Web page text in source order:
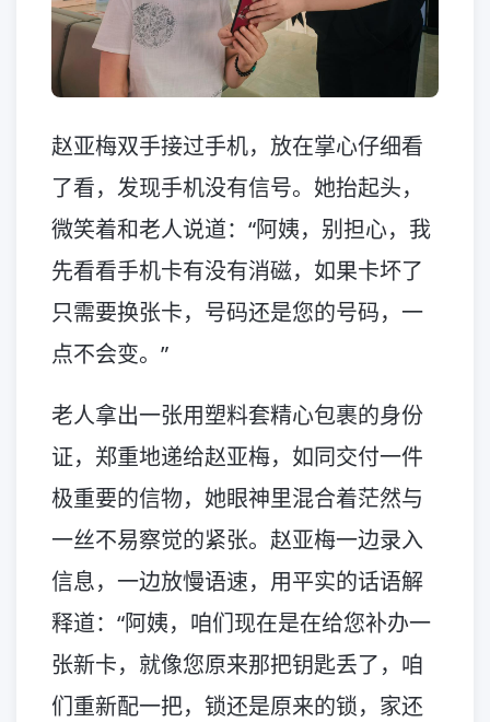
赵亚梅双手接过手机，放在掌心仔细看
了看，发现手机没有信号。她抬起头，
微笑着和老人说道：“阿姨，别担心，我
先看看手机卡有没有消磁，如果卡坏了
只需要换张卡，号码还是您的号码，一
点不会变。”
老人拿出一张用塑料套精心包裹的身份
证，郑重地递给赵亚梅，如同交付一件
极重要的信物，她眼神里混合着茫然与
一丝不易察觉的紧张。赵亚梅一边录入
信息，一边放慢语速，用平实的话语解
释道：“阿姨，咱们现在是在给您补办一
张新卡，就像您原来那把钥匙丢了，咱
们重新配一把，锁还是原来的锁，家还